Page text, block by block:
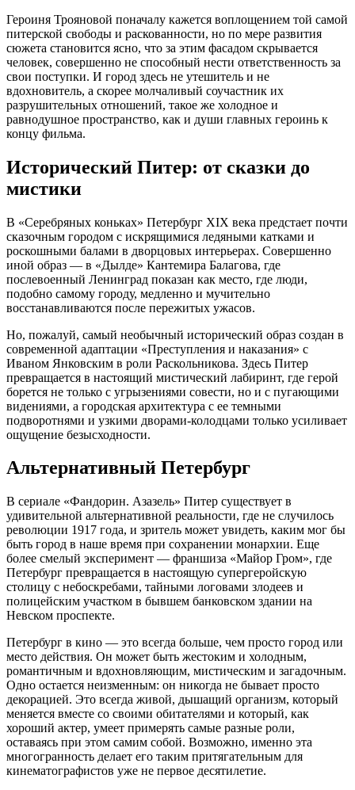
Героиня Трояновой поначалу кажется воплощением той самой
питерской свободы и раскованности, но по мере развития
сюжета становится ясно, что за этим фасадом скрывается
человек, совершенно не способный нести ответственность за
свои поступки. И город здесь не утешитель и не
вдохновитель, а скорее молчаливый соучастник их
разрушительных отношений, такое же холодное и
равнодушное пространство, как и души главных героинь к
концу фильма.
Исторический Питер: от сказки до
мистики
В «Серебряных коньках» Петербург XIX века предстает почти
сказочным городом с искрящимися ледяными катками и
роскошными балами в дворцовых интерьерах. Совершенно
иной образ — в «Дылде» Кантемира Балагова, где
послевоенный Ленинград показан как место, где люди,
подобно самому городу, медленно и мучительно
восстанавливаются после пережитых ужасов.
Но, пожалуй, самый необычный исторический образ создан в
современной адаптации «Преступления и наказания» с
Иваном Янковским в роли Раскольникова. Здесь Питер
превращается в настоящий мистический лабиринт, где герой
борется не только с угрызениями совести, но и с пугающими
видениями, а городская архитектура с ее темными
подворотнями и узкими дворами-колодцами только усиливает
ощущение безысходности.
Альтернативный Петербург
В сериале «Фандорин. Азазель» Питер существует в
удивительной альтернативной реальности, где не случилось
революции 1917 года, и зритель может увидеть, каким мог бы
быть город в наше время при сохранении монархии. Еще
более смелый эксперимент — франшиза «Майор Гром», где
Петербург превращается в настоящую супергеройскую
столицу с небоскребами, тайными логовами злодеев и
полицейским участком в бывшем банковском здании на
Невском проспекте.
Петербург в кино — это всегда больше, чем просто город или
место действия. Он может быть жестоким и холодным,
романтичным и вдохновляющим, мистическим и загадочным.
Одно остается неизменным: он никогда не бывает просто
декорацией. Это всегда живой, дышащий организм, который
меняется вместе со своими обитателями и который, как
хороший актер, умеет примерять самые разные роли,
оставаясь при этом самим собой. Возможно, именно эта
многогранность делает его таким притягательным для
кинематографистов уже не первое десятилетие.